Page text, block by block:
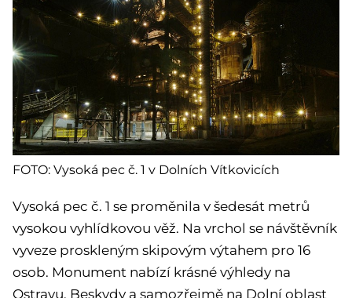
FOTO: Vysoká pec č. 1 v Dolních Vítkovicích
Vysoká pec č. 1 se proměnila v šedesát metrů
vysokou vyhlídkovou věž. Na vrchol se návštěvník
vyveze proskleným skipovým výtahem pro 16
osob. Monument nabízí krásné výhledy na
Ostravu, Beskydy a samozřejmě na Dolní oblast